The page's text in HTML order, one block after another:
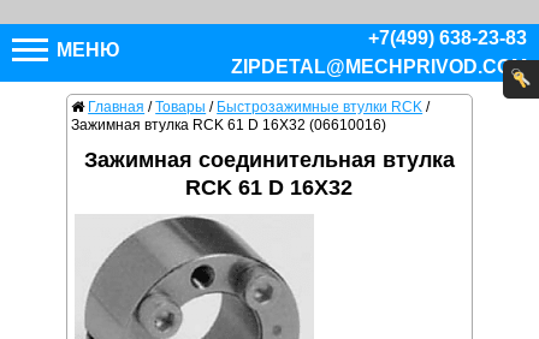
МЕНЮ
+7(499) 638-23-83
ZIPDETAL@MECHPRIVOD.COM
Главная / Товары / Быстрозажимные втулки RCK /
Зажимная втулка RCK 61 D 16X32 (06610016)
Зажимная соединительная втулка
RCK 61 D 16X32